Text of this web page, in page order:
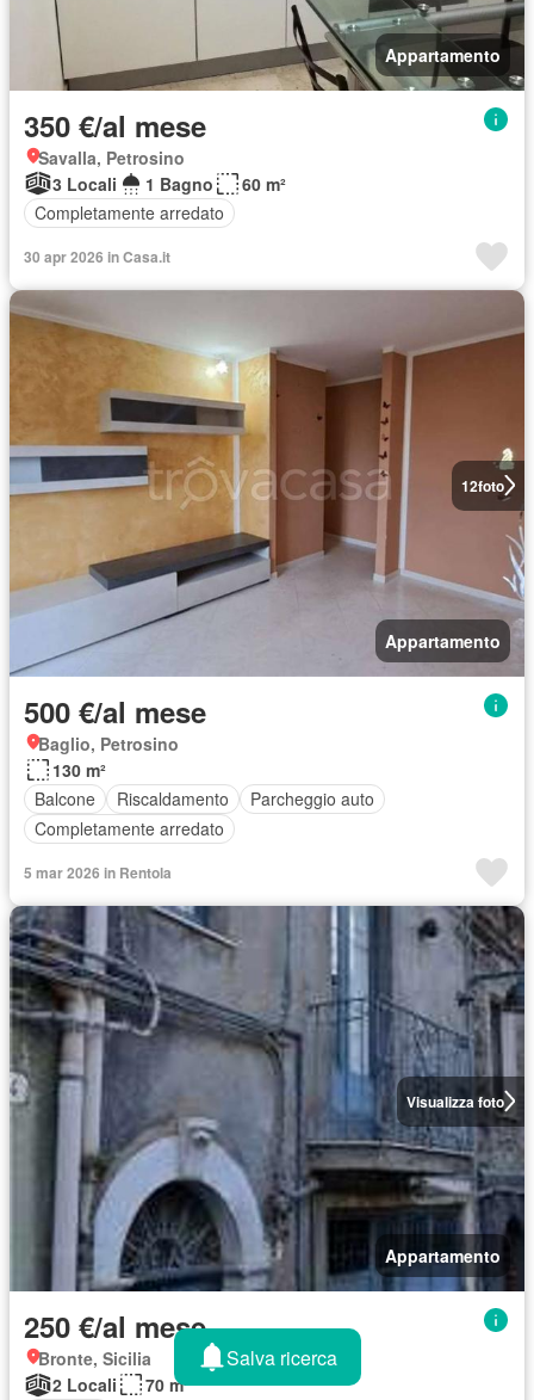
Appartamento
350 €/al mese
Savalla, Petrosino
3 Locali
1 Bagno
60 m²
Completamente arredato
30 apr 2026 in Casa.it
12foto
Appartamento
500 €/al mese
Baglio, Petrosino
130 m²
Balcone
Riscaldamento
Parcheggio auto
Completamente arredato
5 mar 2026 in Rentola
Visualizza foto
Appartamento
250 €/al mese
Bronte, Sicilia
2 Locali
70 m²
Salva ricerca